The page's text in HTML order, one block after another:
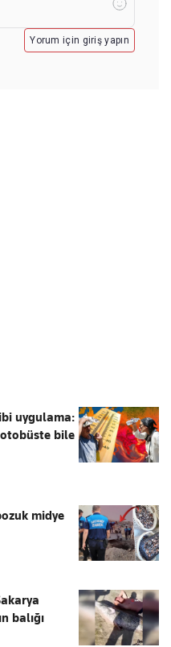
Yorum için giriş yapın
uygulama:
bile
midye
balığı